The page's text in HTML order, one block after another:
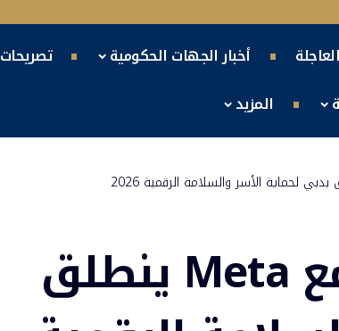
أخبار الجهات الحكومية
تصريحات
المزيد
ملتقى أولياء الأمور مع Meta ينطلق